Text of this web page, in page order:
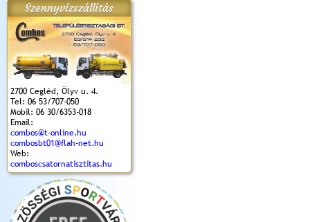
Szennyvízszállítás
2700 Cegléd, Ölyv u. 4.
Tel: 06 53/707-050
Mobil: 06 30/6353-018
Email:
combos@t-online.hu
combosbt01@flah-net.hu
Web:
comboscsatornatisztitas.hu